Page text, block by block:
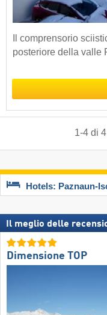
Il comprensorio
posteriore della valle
1-4di 4
Hotels: Paznaun-
Il meglio delle
Dimensione TOP